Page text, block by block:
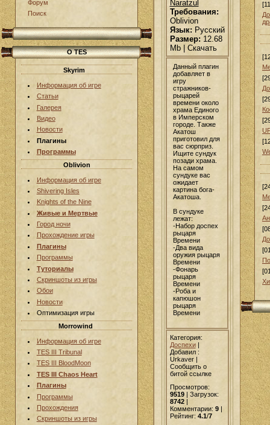
Форум
Поиск
О TES
Skyrim
Информация об игре
Статьи
Галерея
Видео
Новости
Плагины
Программы
Oblivion
Информация об игре
Shivering Isles
Knights of the Nine
Живые и Мертвые
Город ночи
Прохождение игры
Плагины
Программы
Туториалы
Скриншоты из игры
Обои
Новости
Оптимизация игры
Morrowind
Информация об игре
TES III Tribunal
TES III BloodMoon
TES III Chaos Heart
Плагины
Программы
Прохождения
Скриншоты из игры
Naratzul
Требования:
Oblivion
Язык:Русский
Размер: 12.68
Mb | Скачать
Данный плагин
добавляет в
игру
стражников-
рыцарей
времени около
храма Единого
в Имперском
городе. Также
Акатош
приготовил для
вас сюрприз.
Ищите сундук
позади храма.
На самом
сундуке вас
ожидает
картина бога-
Акатоша.
В сундуке
лежат:
-Набор доспех
рыцаря
Времени
-Два вида
оружия рыцаря
Времени
-Фонарь
рыцаря
Времени
-Роба и
капюшон
рыцаря
Времени
Категория:
Доспехи|
Добавил :
Urkaver |
Сообщить о
битой ссылке
Просмотров:
9519| Загрузок:
8742|
Комментарии: 9|
Рейтинг: 4.1/7